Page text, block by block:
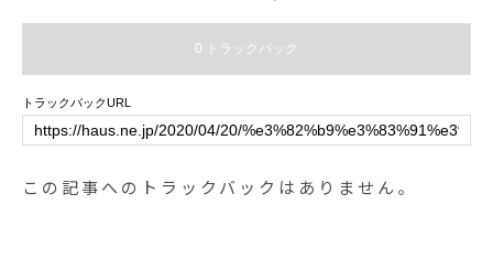
0 トラックバック
トラックバックURL
この記事へのトラックバックはありません。